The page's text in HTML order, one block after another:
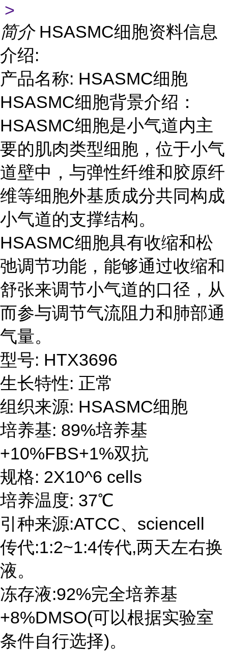
>
简介 HSASMC细胞资料信息
介绍:
产品名称: HSASMC细胞
HSASMC细胞背景介绍：
HSASMC细胞是小气道内主
要的肌肉类型细胞，位于小气
道壁中，与弹性纤维和胶原纤
维等细胞外基质成分共同构成
小气道的支撑结构。
HSASMC细胞具有收缩和松
弛调节功能，能够通过收缩和
舒张来调节小气道的口径，从
而参与调节气流阻力和肺部通
气量。
型号: HTX3696
生长特性: 正常
组织来源: HSASMC细胞
培养基: 89%培养基
+10%FBS+1%双抗
规格: 2X10^6 cells
培养温度: 37℃
引种来源:ATCC、sciencell
传代:1:2~1:4传代,两天左右换
液。
冻存液:92%完全培养基
+8%DMSO(可以根据实验室
条件自行选择)。